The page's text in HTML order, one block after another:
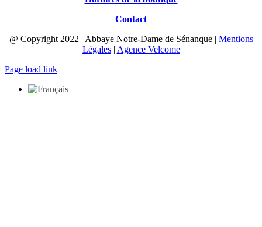
Contact
@ Copyright 2022 | Abbaye Notre-Dame de Sénanque | Mentions
Légales| Agence Velcome
Page load link